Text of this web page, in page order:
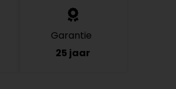
Garantie
25 jaar